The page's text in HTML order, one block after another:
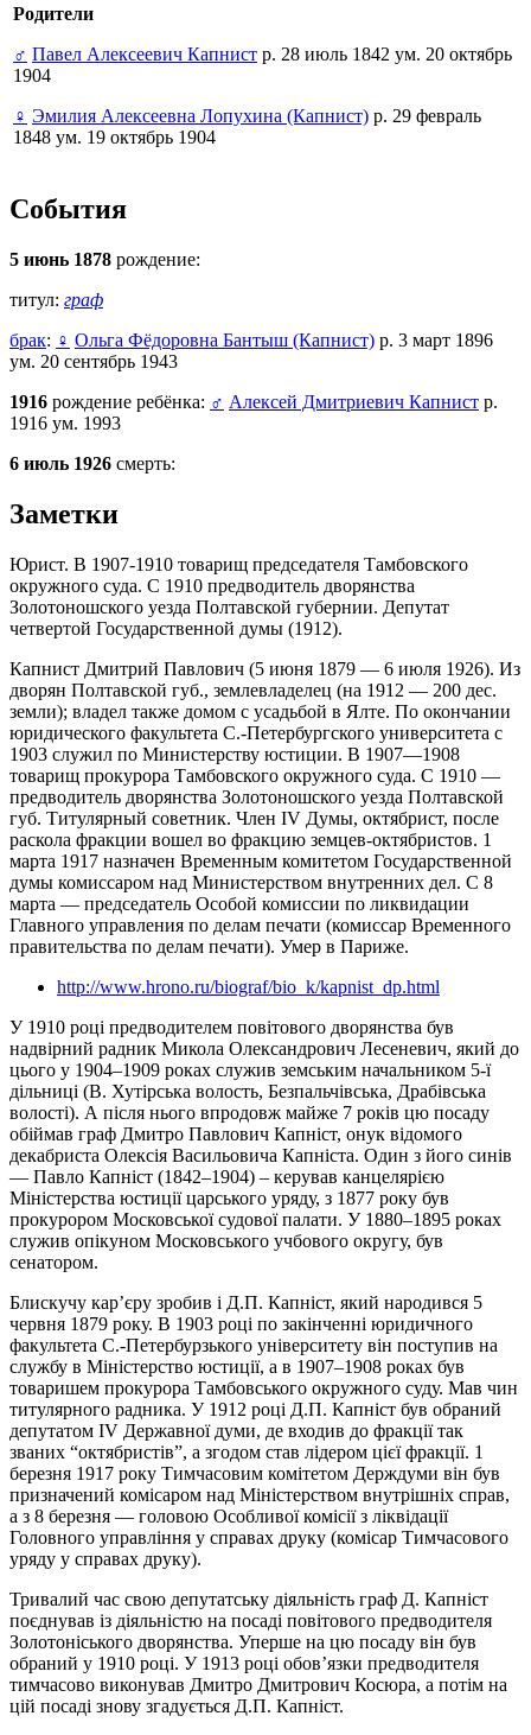
Родители
♂ Павел Алексеевич Капнист р. 28 июль 1842 ум. 20 октябрь
1904
♀ Эмилия Алексеевна Лопухина (Капнист) р. 29 февраль
1848 ум. 19 октябрь 1904
События
5 июнь 1878 рождение:
титул: граф
брак: ♀ Ольга Фёдоровна Бантыш (Капнист) р. 3 март 1896
ум. 20 сентябрь 1943
1916 рождение ребёнка: ♂ Алексей Дмитриевич Капнист р.
1916 ум. 1993
6 июль 1926 смерть:
Заметки
Юрист. В 1907-1910 товарищ председателя Тамбовского
окружного суда. С 1910 предводитель дворянства
Золотоношского уезда Полтавской губернии. Депутат
четвертой Государственной думы (1912).
Капнист Дмитрий Павлович (5 июня 1879 — 6 июля 1926). Из
дворян Полтавской губ., землевладелец (на 1912 — 200 дес.
земли); владел также домом с усадьбой в Ялте. По окончании
юридического факультета С.-Петербургского университета с
1903 служил по Министерству юстиции. В 1907—1908
товарищ прокурора Тамбовского окружного суда. С 1910 —
предводитель дворянства Золотоношского уезда Полтавской
губ. Титулярный советник. Член IV Думы, октябрист, после
раскола фракции вошел во фракцию земцев-октябристов. 1
марта 1917 назначен Временным комитетом Государственной
думы комиссаром над Министерством внутренних дел. С 8
марта — председатель Особой комиссии по ликвидации
Главного управления по делам печати (комиссар Временного
правительства по делам печати). Умер в Париже.
http://www.hrono.ru/biograf/bio_k/kapnist_dp.html
У 1910 році предводителем повітового дворянства був
надвірний радник Микола Олександрович Лесеневич, який до
цього у 1904–1909 роках служив земським начальником 5-ї
дільниці (В. Хутірська волость, Безпальчівська, Драбівська
волості). А після нього впродовж майже 7 років цю посаду
обіймав граф Дмитро Павлович Капніст, онук відомого
декабриста Олексія Васильовича Капніста. Один з його синів
— Павло Капніст (1842–1904) – керував канцелярією
Міністерства юстиції царського уряду, з 1877 року був
прокурором Московської судової палати. У 1880–1895 роках
служив опікуном Московського учбового округу, був
сенатором.
Блискучу кар’єру зробив і Д.П. Капніст, який народився 5
червня 1879 року. В 1903 році по закінченні юридичного
факультета С.-Петербурзького університету він поступив на
службу в Міністерство юстиції, а в 1907–1908 роках був
товаришем прокурора Тамбовського окружного суду. Мав чин
титулярного радника. У 1912 році Д.П. Капніст був обраний
депутатом IV Державної думи, де входив до фракції так
званих “октябристів”, а згодом став лідером цієї фракції. 1
березня 1917 року Тимчасовим комітетом Держдуми він був
призначений комісаром над Міністерством внутрішніх справ,
а з 8 березня — головою Особливої комісії з ліквідації
Головного управління у справах друку (комісар Тимчасового
уряду у справах друку).
Тривалий час свою депутатську діяльність граф Д. Капніст
поєднував із діяльністю на посаді повітового предводителя
Золотоніського дворянства. Уперше на цю посаду він був
обраний у 1910 році. У 1913 році обов’язки предводителя
тимчасово виконував Дмитро Дмитрович Косюра, а потім на
цій посаді знову згадується Д.П. Капніст.